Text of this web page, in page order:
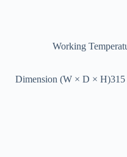
Working
Dimension (W × D × H)